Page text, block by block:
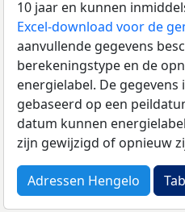
10 jaar en kunnen
Excel-download voor de
aanvullende gegevens
berekeningstype en de
energielabel. De gegevens
gebaseerd op een
datum kunnen
zijn gewijzigd of opnieuw
Adressen Hengelo